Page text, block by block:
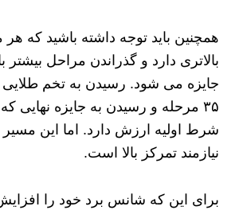
همچنین باید توجه داشته باشید که
بالاتری دارد و گذراندن مراحل
جایزه می شود. رسیدن به تخم طلایی
۳۵ مرحله و رسیدن به جایزه نهایی که
شرط اولیه ارزش دارد. اما این
نیازمند تمرکز بالا است.
برای این که شانس برد خود را